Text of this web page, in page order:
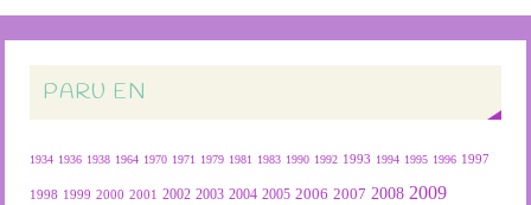
PARU EN
1934 1936 1938 1964 1970 1971 1979 1981 1983 1990 1992 1993 1994 1995 1996 1997
1998 1999 2000 2001 2002 2003 2004 2005 2006 2007 2008 2009